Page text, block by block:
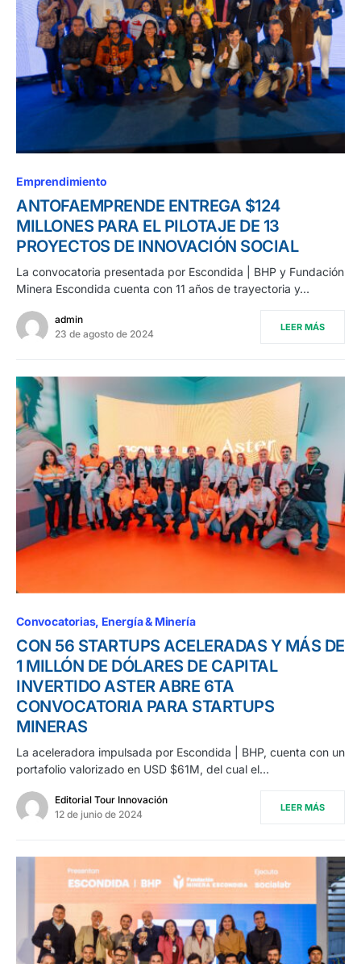
Emprendimiento
ANTOFAEMPRENDE ENTREGA $124
MILLONES PARA EL PILOTAJE DE 13
PROYECTOS DE INNOVACIÓN SOCIAL
La convocatoria presentada por Escondida | BHP y Fundación
Minera Escondida cuenta con 11 años de trayectoria y…
admin
23 de agosto de 2024
LEER MÁS
Convocatorias Energía & Minería
CON 56 STARTUPS ACELERADAS Y MÁS DE
1 MILLÓN DE DÓLARES DE CAPITAL
INVERTIDO ASTER ABRE 6TA
CONVOCATORIA PARA STARTUPS
MINERAS
La aceleradora impulsada por Escondida | BHP, cuenta con un
portafolio valorizado en USD $61M, del cual el…
Editorial Tour Innovación
12 de junio de 2024
LEER MÁS